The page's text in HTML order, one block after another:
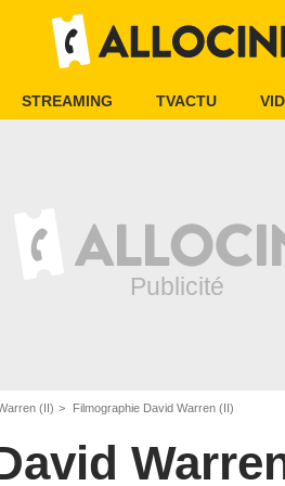
STREAMING TVACTU
(II) Filmographie David Warren (II)